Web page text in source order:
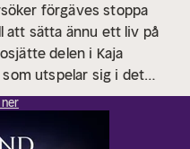
förgäves stoppa
att sätta ännu ett liv på
delen i Kaja
utspelar sig i det
talet. Med en rik
läsarnas hjärtan